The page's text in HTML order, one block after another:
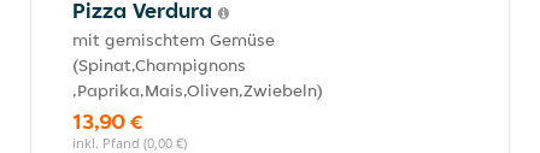
Pizza Verdura
mit gemischtem Gemüse
(Spinat,Champignons
,Paprika,Mais,Oliven,Zwiebeln)
13,90 €
inkl. Pfand (0,00 €)